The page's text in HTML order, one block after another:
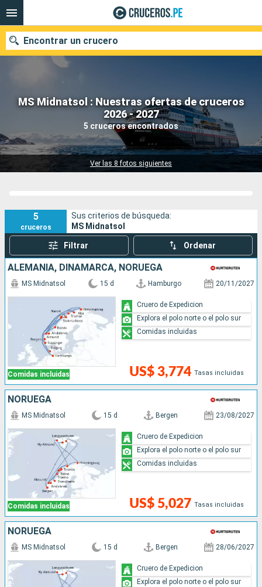
MS Midnatsol : Nuestras ofertas de cruceros
2026 - 2027
5 cruceros encontrados
Ver las 8 fotos siguientes
Encontrar un crucero
Nuestros destinos
Fecha de salida
5
cruceros
Sus criterios de búsqueda:
MS Midnatsol
Filtrar Ordenar
ALEMANIA, DINAMARCA, NORUEGA
Comidas incluidas
MS Midnatsol 15 d Hamburgo 20/11/2027
US$ 3,774 Tasas incluidas
Cruero de Expedicion
Explora el polo norte o el polo sur
Comidas incluidas
NORUEGA
Comidas incluidas
MS Midnatsol 15 d Bergen 23/08/2027
US$ 5,027 Tasas incluidas
Cruero de Expedicion
Explora el polo norte o el polo sur
Comidas incluidas
NORUEGA
MS Midnatsol 15 d Bergen 28/06/2027
Cruero de Expedicion
Explora el polo norte o el polo sur